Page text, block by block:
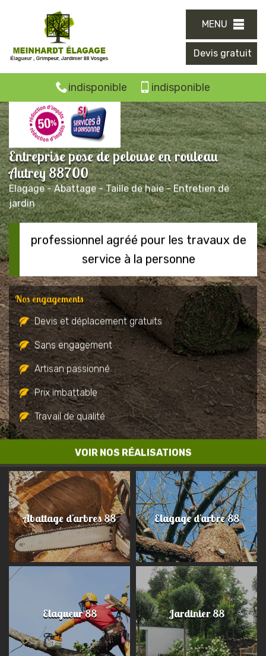
MENU
Devis gratuit
indisponible indisponible
Entreprise pose de pelouse en rouleau
Autrey 88700
Elagage - Abattage - Taille de haie - Entretien de
jardin
VOIR NOS RÉALISATIONS
professionnel agréé pour les travaux de
service à la personne
Nos engagements
Devis et déplacement gratuits
Sans engagement
Artisan passionné
Prix imbattable
Travail de qualité
Abattage d'arbres 88 Elagage d'arbre 88
Elagueur 88 Jardinier 88